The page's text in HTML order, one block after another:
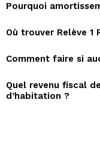
Pourquoi
Où trouver Relève 1
Comment faire si
Quel revenu fiscal
d’habitation ?